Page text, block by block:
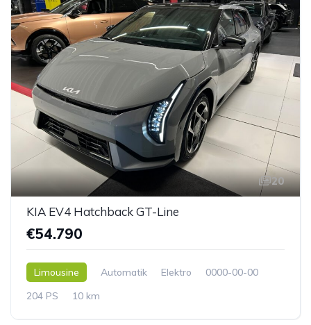
20
KIA EV4 Hatchback GT-Line
€54.790
Limousine Automatik Elektro
0000-00-00
204 PS
10 km